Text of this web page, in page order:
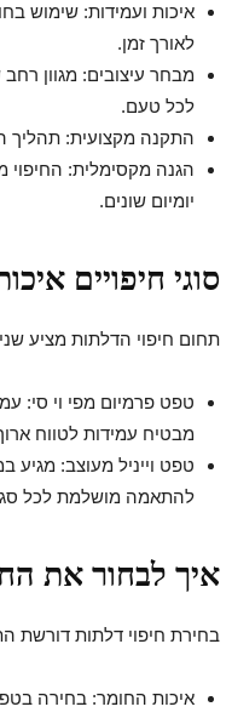
איכות ועמידות: שימוש
לאורך זמן.
מבחר עיצובים: מגוון
לכל טעם.
התקנה מקצועית: תהליך
הגנה מקסימלית: החיפוי
יומיום שונים.
סוגי חיפויים
תחום חיפוי הדלתות מציע שני
טפט פרמיום מפי וי סי:
מבטיח עמידות לטווח
טפט וייניל מעוצב: מגיע
להתאמה מושלמת לכל
איך לבחור את
בחירת חיפוי דלתות דורשת
איכות החומר: בחירה